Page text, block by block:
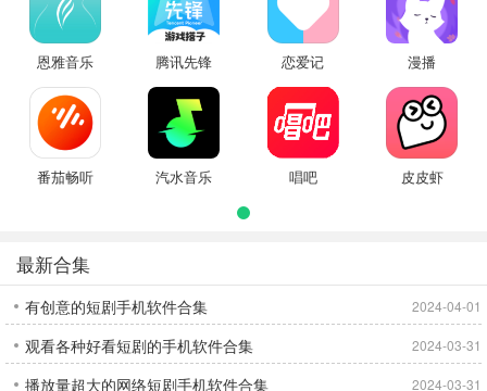
恩雅音乐 腾讯先锋 恋爱记 漫播
番茄畅听 汽水音乐 唱吧 皮皮虾
最新合集
有创意的短剧手机软件合集 2024-04-01
观看各种好看短剧的手机软件合集 2024-03-31
播放量超大的网络短剧手机软件合集 2024-03-31